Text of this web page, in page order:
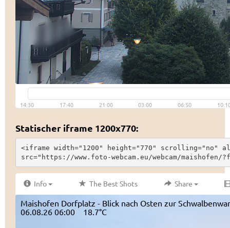
Statischer iframe 1200x770:
<iframe width="1200" height="770" scrolling="no"